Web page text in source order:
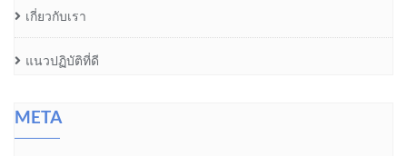
เกี่ยวกับเรา
แนวปฏิบัติที่ดี
META